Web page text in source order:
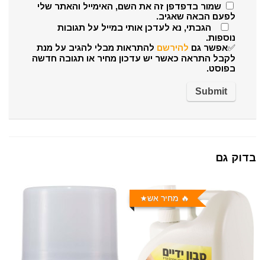
שמור בדפדפן זה את השם, האימייל והאתר שלי
לפעם הבאה שאגיב.
הגבתי, נא לעדכן אותי במייל על תגובות
נוספות.
✅אפשר גם להירשם להתראות מבלי להגיב על מנת
לקבל התראה כאשר יש עדכון מחיר או תגובה חדשה
בפוסט.
בדוק גם
🔥 מחיר אש